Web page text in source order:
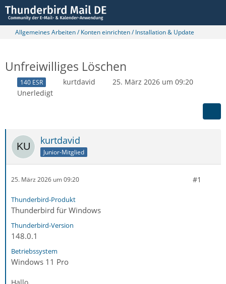
Allgemeines Arbeiten / Konten einrichten / Installation & Update
Unfreiwilliges Löschen
140 ESR kurtdavid
25. März 2026 um 09:20
Unerledigt
kurtdavid
Junior-Mitglied
25. März 2026 um 09:20 #1
Thunderbird-Produkt
Thunderbird für Windows
Thunderbird-Version
148.0.1
Betriebssystem
Windows 11 Pro